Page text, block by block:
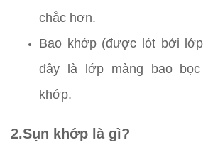
chắc hơn.
Bao khớp (được lót bởi lớp
đây là lớp màng bao bọc
khớp.
2.Sụn khớp là gì?